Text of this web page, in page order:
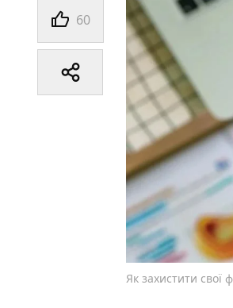
60
Як захистити свої